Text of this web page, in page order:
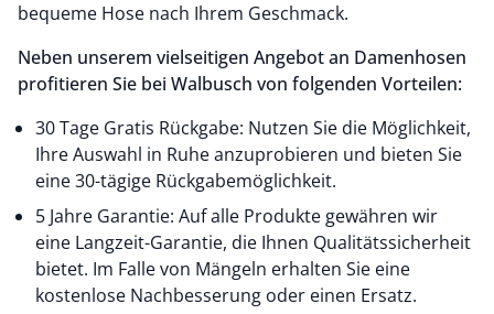
bequeme Hose nach Ihrem Geschmack.
Neben unserem vielseitigen Angebot an Damenhosen
profitieren Sie bei Walbusch von folgenden Vorteilen:
30 Tage Gratis Rückgabe: Nutzen Sie die Möglichkeit,
Ihre Auswahl in Ruhe anzuprobieren und bieten Sie
eine 30-tägige Rückgabemöglichkeit.
5 Jahre Garantie: Auf alle Produkte gewähren wir
eine Langzeit-Garantie, die Ihnen Qualitätssicherheit
bietet. Im Falle von Mängeln erhalten Sie eine
kostenlose Nachbesserung oder einen Ersatz.